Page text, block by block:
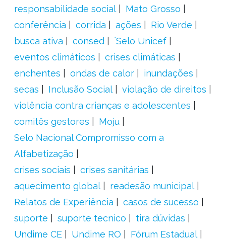
responsabilidade social
Mato Grosso
conferência
corrida ações
Rio Verde
busca ativa
consed
´Selo Unicef
eventos climáticos
crises climáticas
enchentes
ondas de calor
inundações
secas
Inclusão Social
violação de direitos
violência contra crianças e adolescentes
comitês gestores
Moju
Selo Nacional Compromisso com a
Alfabetização
crises sociais
crises sanitárias
aquecimento global
readesão municipal
Relatos de Experiência
casos de sucesso
suporte
suporte tecnico
tira dúvidas
Undime CE
Undime RO
Fórum Estadual